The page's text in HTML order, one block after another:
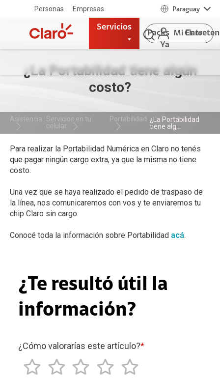
Personas Empresas Paraguay
Servicios
Packs
Ya
Mi Claro
¿La Portabilidad tiene algún
costo?
Asistencia
Servicios en tu
celular
Portabilidad
¿La Portabilidad
tiene alg...
Para realizar la Portabilidad Numérica en Claro no tenés
que pagar ningún cargo extra, ya que la misma no tiene
costo.
Una vez que se haya realizado el pedido de traspaso de
la línea, nos comunicaremos con vos y te enviaremos tu
chip Claro sin cargo.
Conocé toda la información sobre Portabilidad acá.
¿Te resultó útil la
información?
¿Cómo valorarías este artículo?*